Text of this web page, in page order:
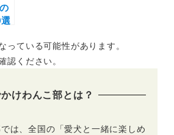
っている可能性があります。
認ください。
けわんこ部とは？
は、全国の「愛犬と一緒に楽しめ